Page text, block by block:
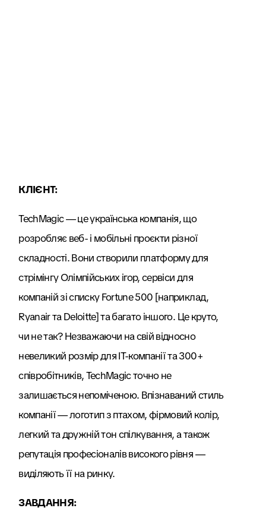
КЛІЄНТ:
TechMagic — це українська компанія, що
розробляє веб- і мобільні проєкти різної
складності. Вони створили платформу для
стрімінгу Олімпійських ігор, сервіси для
компаній зі списку Fortune 500 [наприклад,
Ryanair та Deloitte] та багато іншого. Це круто,
чи не так? Незважаючи на свій відносно
невеликий розмір для IT-компанії та 300+
співробітників, TechMagic точно не
залишається непоміченою. Впізнаваний стиль
компанії — логотип з птахом, фірмовий колір,
легкий та дружній тон спілкування, а також
репутація професіоналів високого рівня —
виділяють її на ринку.
ЗАВДАННЯ: